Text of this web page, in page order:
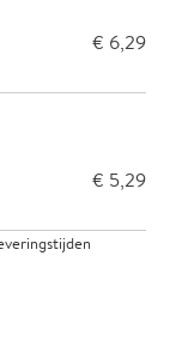
€ 6,29
€ 5,29